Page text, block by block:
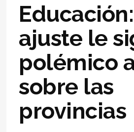
ajuste le
polémico
sobre las
provincias